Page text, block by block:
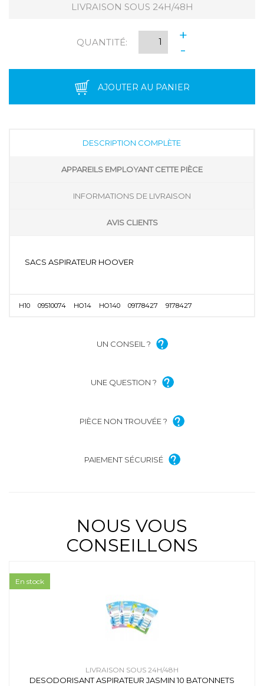
LIVRAISON SOUS 24H/48H
QUANTITÉ:
+
-
AJOUTER AU PANIER
DESCRIPTION COMPLÈTE
APPAREILS EMPLOYANT CETTE PIÈCE
INFORMATIONS DE LIVRAISON
AVIS CLIENTS
SACS ASPIRATEUR HOOVER
H10 09510074 HO14 HO140 09178427 9178427
UN CONSEIL ?
UNE QUESTION ?
PIÈCE NON TROUVÉE ?
PAIEMENT SÉCURISÉ
NOUS VOUS
CONSEILLONS
LIVRAISON SOUS 24H/48H
DESODORISANT ASPIRATEUR JASMIN 10 BATONNETS
En stock